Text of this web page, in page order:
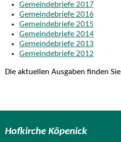
Gemeindebriefe 2017
Gemeindebriefe 2016
Gemeindebriefe 2015
Gemeindebriefe 2014
Gemeindebriefe 2013
Gemeindebriefe 2012
Die aktuellen Ausgaben finden Sie
Hofkirche Köpenick